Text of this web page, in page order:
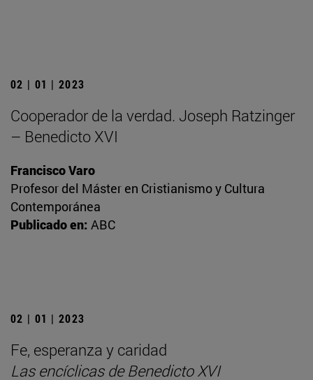
02 | 01 | 2023
Cooperador de la verdad. Joseph Ratzinger
– Benedicto XVI
Francisco Varo
Profesor del Máster en Cristianismo y Cultura
Contemporánea
Publicado en: ABC
02 | 01 | 2023
Fe, esperanza y caridad
Las encíclicas de Benedicto XVI